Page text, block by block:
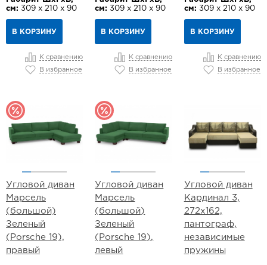
см: 309 х 210 х 90
В КОРЗИНУ
К сравнению
В избранное
см: 309 х 210 х 90
В КОРЗИНУ
К сравнению
В избранное
см: 309 х 210 х 90
В КОРЗИНУ
К сравнению
В избранное
Угловой диван
Марсель
(большой)
Зеленый
(Porsche 19),
правый
Угловой диван
Марсель
(большой)
Зеленый
(Porsche 19),
левый
Угловой диван
Кардинал 3,
272х162,
пантограф,
независимые
пружины